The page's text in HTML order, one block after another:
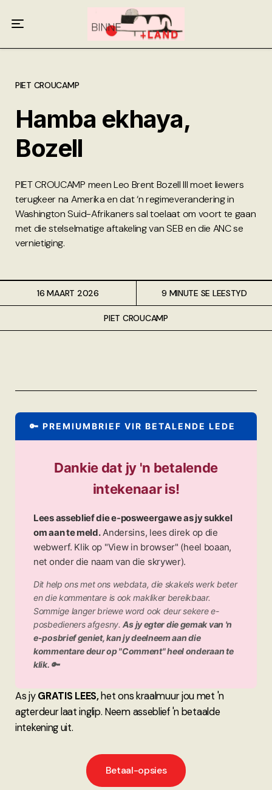
PIET CROUCAMP
Hamba ekhaya,
Bozell
PIET CROUCAMP meen Leo Brent Bozell III moet liewers
terugkeer na Amerika en dat ‘n regimeverandering in
Washington Suid-Afrikaners sal toelaat om voort te gaan
met die stelselmatige aftakeling van SEB en die ANC se
vernietiging.
16 MAART 2026
PIET CROUCAMP
9 MINUTE SE LEESTYD
🔑 PREMIUMBRIEF VIR BETALENDE LEDE
Dankie dat jy 'n betalende
intekenaar is!
Lees asseblief die e-posweergawe as jy sukkel
om aan te meld.Andersins, lees direk op die
webwerf. Klik op "View in browser" (heel boaan,
net onder die naam van die skrywer).
Dit help ons met ons webdata, die skakels werk beter
en die kommentare is ook makliker bereikbaar.
Sommige langer briewe word ook deur sekere e-
posbedieners afgesny.As jy egter die gemak van 'n
e-posbrief geniet, kan jy deelneem aan die
kommentare deur op "Comment" heel onderaan te
klik. 🔑
As jyGRATIS LEES,het ons kraalmuur jou met 'n
agterdeur laat inglip. Neem asseblief 'n betaalde
intekening uit.
Betaal-opsies
Meer oor ons
Anneliese Burgess
Ali van Wyk
Piet Croucamp
Willem Kempen
Gas + Poste
Kop + Knoper